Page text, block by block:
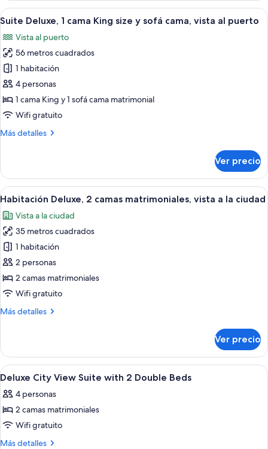
cama
size
Abrir
todas
las
fotos
de
Suite
Deluxe,
1
King
sofá
cama,
vista
al
puerto
Una sala de estar moderna con un
9
Suite Deluxe, 1 cama King size y sofá cama, vista al puerto
Vista al puerto
56 metros cuadrados
1 habitación
4 personas
1 cama King y 1 sofá cama matrimonial
Wifi gratuito
Más detalles
Más
Deluxe,
cama
size
y
sofá
cama,
vista
al
puerto
Ver precio
Abrir
todas
las
fotos
de
Habitación
Deluxe,
2
matrimoniales,
la
ciudad
Habitación de hotel con vistas a la
3
Habitación Deluxe, 2 camas matrimoniales, vista a la ciudad
Vista a la ciudad
35 metros cuadrados
1 habitación
2 personas
2 camas matrimoniales
Wifi gratuito
Más detalles
Más
Deluxe,
camas
matrimoniales,
vista
a
ciudad
Ver precio
Abrir
todas
las
fotos
de
Deluxe
Una ducha con mampara de vidrio,
4
Deluxe City View Suite with 2 Double Beds
4 personas
2 camas matrimoniales
Wifi gratuito
Más detalles
Más